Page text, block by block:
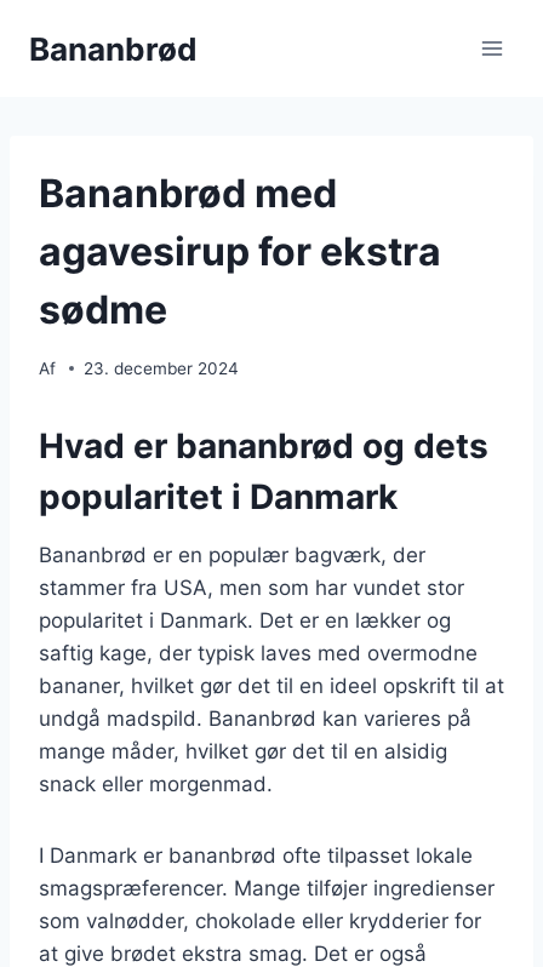
Bananbrød
Bananbrød med
agavesirup for ekstra
sødme
Af 23. december 2024
Hvad er bananbrød og dets
popularitet i Danmark
Bananbrød er en populær bagværk, der
stammer fra USA, men som har vundet stor
popularitet i Danmark. Det er en lækker og
saftig kage, der typisk laves med overmodne
bananer, hvilket gør det til en ideel opskrift til at
undgå madspild. Bananbrød kan varieres på
mange måder, hvilket gør det til en alsidig
snack eller morgenmad.
I Danmark er bananbrød ofte tilpasset lokale
smagspræferencer. Mange tilføjer ingredienser
som valnødder, chokolade eller krydderier for
at give brødet ekstra smag. Det er også